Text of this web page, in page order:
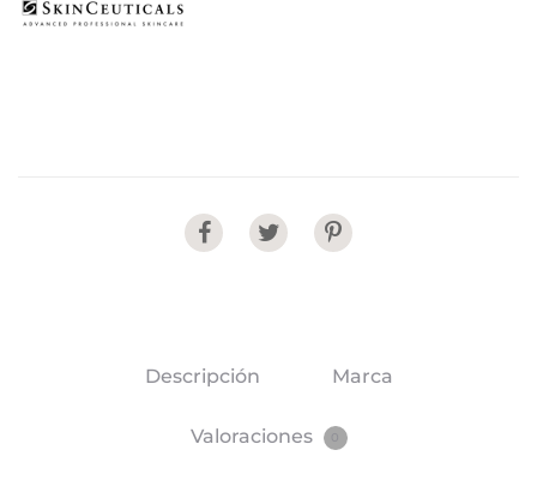
Share
Descripción Marca
Valoraciones